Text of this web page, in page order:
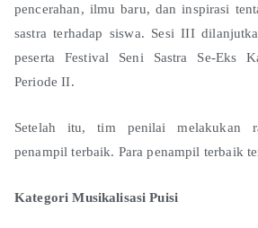
pencerahan, ilmu baru, dan inspirasi
sastra terhadap siswa. Sesi III
peserta Festival Seni Sastra Se-Eks
Periode II.
Setelah itu, tim penilai melakukan
penampil terbaik. Para penampil terbaik
Kategori Musikalisasi Puisi